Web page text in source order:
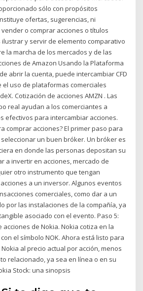
sólo con propósitos
ofertas, sugerencias, ni
o comprar acciones o títulos
y servir de elemento comparativo
la marcha de los mercados y de las
de Amazon Usando la Plataforma
abrir la cuenta, puede intercambiar CFD
el uso de plataformas comerciales
Cotización de acciones AMZN . Las
real ayudan a los comerciantes a
efectivos para intercambiar acciones.
comprar acciones? El primer paso para
un buen bróker. Un bróker es
en donde las personas depositan su
a invertir en acciones, mercado de
otro instrumento que tengan
a un inversor. Algunos eventos
comerciales, como dar a un
por las instalaciones de la compañía, ya
asociado con el evento. Paso 5:
acciones de Nokia. Nokia cotiza en la
el símbolo NOK. Ahora está listo para
al precio actual por acción, menos
relacionado, ya sea en línea o en su
Stock: una sinopsis